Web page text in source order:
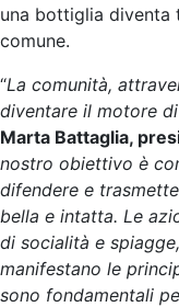
una bottiglia diventa
comune.
“La comunità,
diventare il motore
Marta Battaglia,
nostro obiettivo è
difendere e
bella e intatta. Le
di socialità e
manifestano le
sono fondamentali